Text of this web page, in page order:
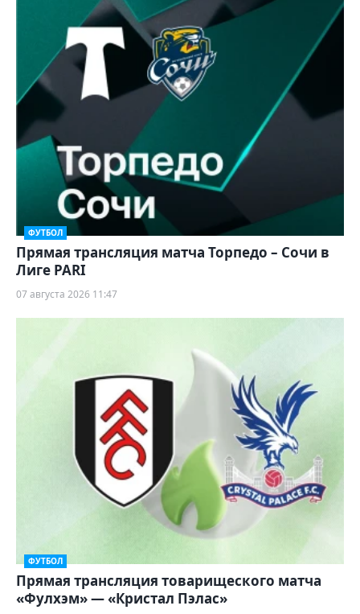
ФУТБОЛ
Прямая трансляция матча Торпедо – Сочи в
Лиге PARI
07 августа 2026 11:47
ФУТБОЛ
Прямая трансляция товарищеского матча
«Фулхэм» — «Кристал Пэлас»